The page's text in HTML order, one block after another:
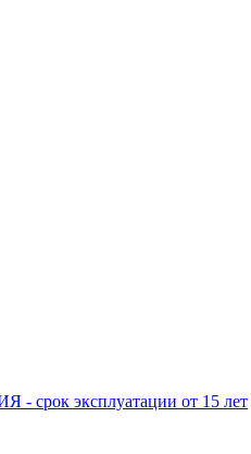
эксплуатации от 15 лет